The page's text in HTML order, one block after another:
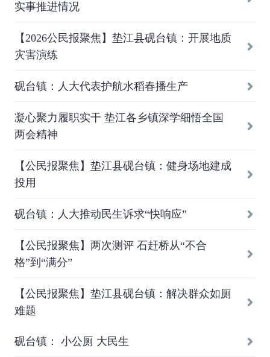
实事推进情况
【2026公民报聚焦】垫江县砚台镇：开展地质
灾害演练
砚台镇：人大代表护航水稻春播生产
凝心聚力履职实干 垫江各乡镇深学细悟全国
两会精神
【公民报聚焦】垫江县砚台镇：健身场地建成
投用
砚台镇：人大推动民生诉求“快响应”
【公民报聚焦】两次测评 石赶桥从“不合
格”到“满分”
【公民报聚焦】垫江县砚台镇：解决群众如厕
难题
砚台镇： 小公厕 大民生